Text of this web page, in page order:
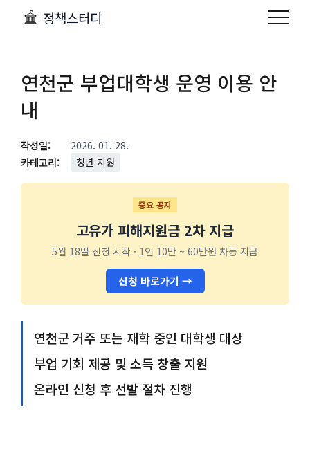
정책스터디
연천군 부업대학생 운영 이용 안
내
작성일:
2026. 01. 28.
카테고리:
청년 지원
중요 공지
고유가 피해지원금 2차 지급
5월 18일 신청 시작 · 1인 10만 ~ 60만원 차등 지급
신청 바로가기 →
연천군 거주 또는 재학 중인 대학생 대상
부업 기회 제공 및 소득 창출 지원
온라인 신청 후 선발 절차 진행